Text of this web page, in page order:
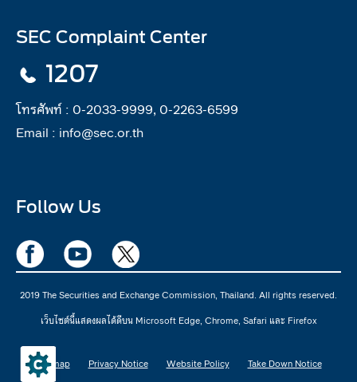
SEC Complaint Center
1207
โทรศัพท์ : 0-2033-9999, 0-2263-6599
Email : info@sec.or.th
Follow Us
2019 The Securities and Exchange Commission, Thailand. All rights reserved.
เว็บไซต์นี้แสดงผลได้ดีบน Microsoft Edge, Chrome, Safari และ Firefox
Sitemap Privacy Notice Website Policy Take Down Notice